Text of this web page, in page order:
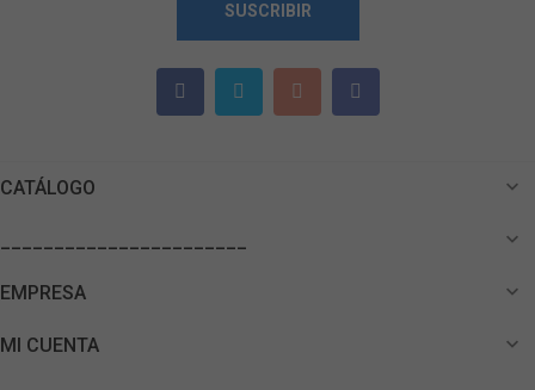
SUSCRIBIR
CATÁLOGO 

EMPRESA 
MI CUENTA 